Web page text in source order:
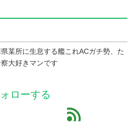
某所に生息する艦これACガチ勢、た
大好きマンです
ローする
feed